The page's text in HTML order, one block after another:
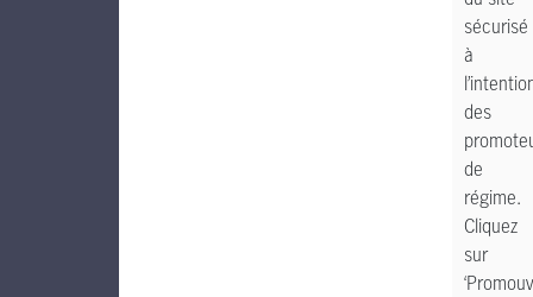
sécurisé
à
des
de
régime.
Cliquez
sur